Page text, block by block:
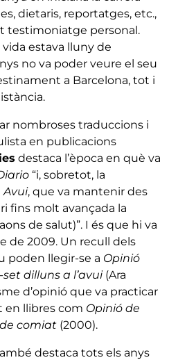
dietaris, reportatges, etc.,
testimoniatge personal.
estava lluny de
no va poder veure el seu
a Barcelona, tot i
nombroses traduccions i
en publicacions
destaca l’època en què va
“i, sobretot, la
Avui, que va mantenir des
fins molt avançada la
de salut)”. I és que hi va
de 2009. Un recull dels
poden llegir-se a Opinió
dilluns a l’avui(Ara
d’opinió que va practicar
en llibres com Opinió de
comiat (2000).
destaca tots els anys